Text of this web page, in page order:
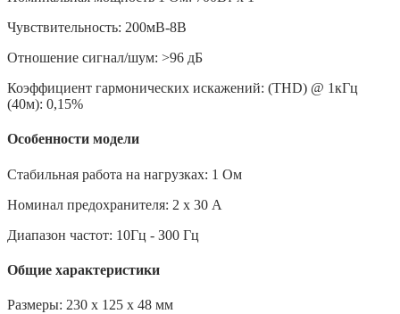
Чувствительность: 200мВ-8В
Отношение сигнал/шум: >96 дБ
Коэффициент гармонических искажений: (THD) @ 1кГц
(40м): 0,15%
Особенности модели
Стабильная работа на нагрузках: 1 Ом
Номинал предохранителя: 2 х 30 А
Диапазон частот: 10Гц - З00 Гц
Общие характеристики
Размеры: 230 х 125 х 48 мм